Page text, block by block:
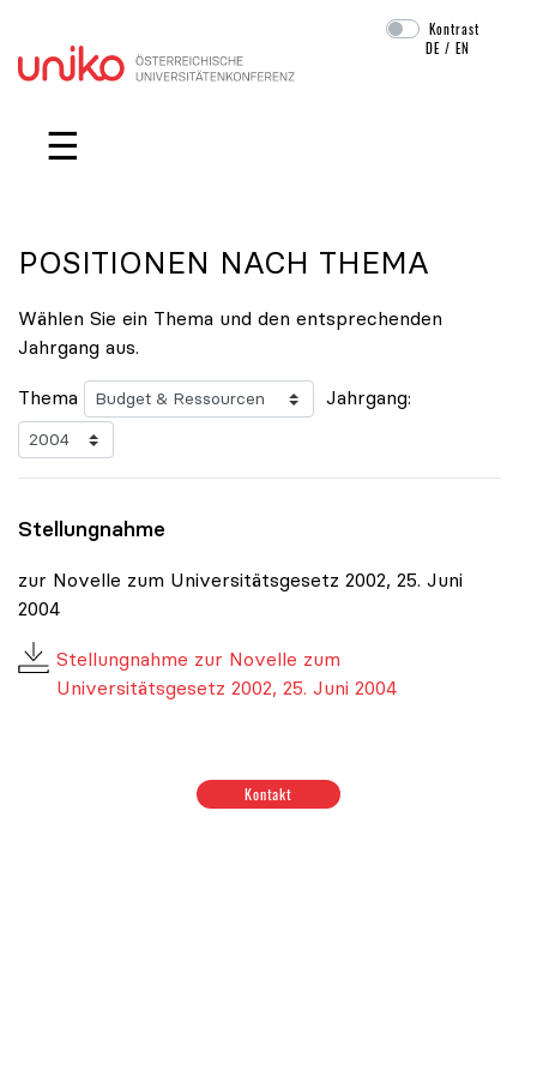
Navigation überspringen
Kontrast
DE /EN
☰
POSITIONEN NACH THEMA
Wählen Sie ein Thema und den entsprechenden
Jahrgang aus.
Thema Jahrgang:
Stellungnahme
zur Novelle zum Universitätsgesetz 2002, 25. Juni
2004
Stellungnahme zur Novelle zum
Universitätsgesetz 2002, 25. Juni 2004
Kontakt